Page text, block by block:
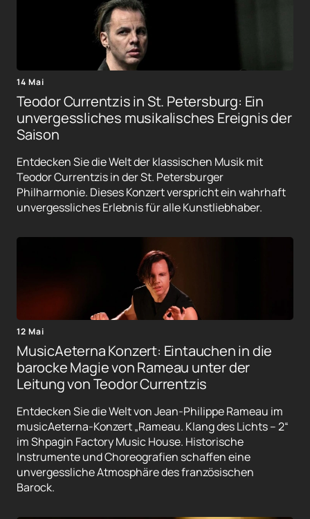
14 Mai
Teodor Currentzis in St. Petersburg: Ein
unvergessliches musikalisches Ereignis der
Saison
Entdecken Sie die Welt der klassischen Musik mit
Teodor Currentzis in der St. Petersburger
Philharmonie. Dieses Konzert verspricht ein wahrhaft
unvergessliches Erlebnis für alle Kunstliebhaber.
12 Mai
MusicAeterna Konzert: Eintauchen in die
barocke Magie von Rameau unter der
Leitung von Teodor Currentzis
Entdecken Sie die Welt von Jean-Philippe Rameau im
musicAeterna-Konzert „Rameau. Klang des Lichts – 2“
im Shpagin Factory Music House. Historische
Instrumente und Choreografien schaffen eine
unvergessliche Atmosphäre des französischen
Barock.